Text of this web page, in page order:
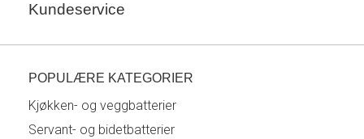
Kundeservice
POPULÆRE KATEGORIER
Kjøkken- og veggbatterier
Servant- og bidetbatterier